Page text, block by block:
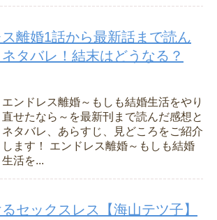
離婚1話から最新話まで読ん
タバレ！結末はどうなる？
エンドレス離婚～もしも結婚生活をやり
直せたなら～を最新刊まで読んだ感想と
ネタバレ、あらすじ、見どころをご紹介
します！ エンドレス離婚～もしも結婚
生活を...
セックスレス【海山テツ子】